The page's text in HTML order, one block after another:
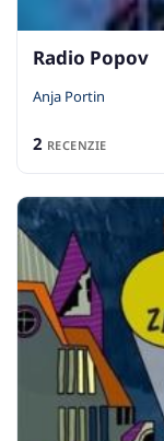
Radio Popov
Anja Portin
2 RECENZIE